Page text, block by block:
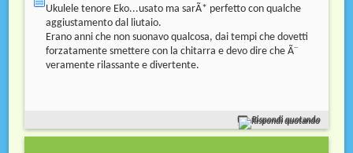
Ukulele tenore Eko...usato ma sarÃ* perfetto con qualche
aggiustamento dal liutaio.
Erano anni che non suonavo qualcosa, dai tempi che dovetti
forzatamente smettere con la chitarra e devo dire che Ã¨
veramente rilassante e divertente.
Rispondi quotando